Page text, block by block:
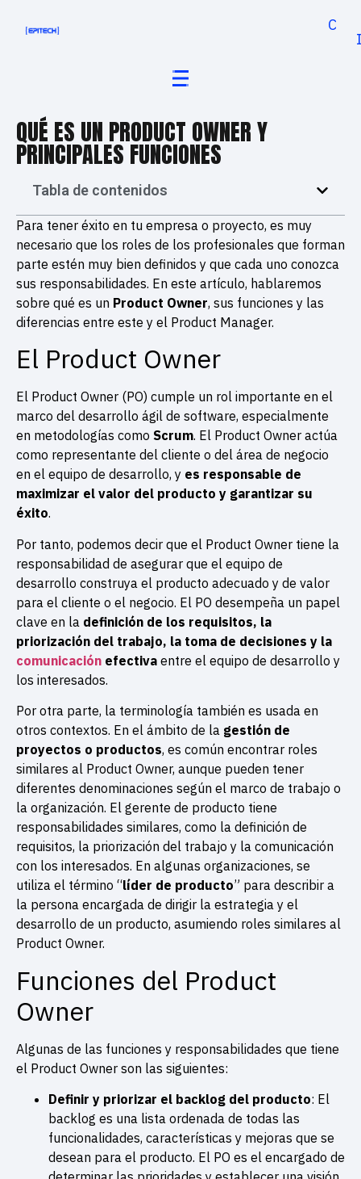
QUÉ ES UN PRODUCT OWNER Y
PRINCIPALES FUNCIONES
Tabla de contenidos
Para tener éxito en tu empresa o proyecto, es muy
necesario que los roles de los profesionales que forman
parte estén muy bien definidos y que cada uno conozca
sus responsabilidades. En este artículo, hablaremos
sobre qué es un Product Owner, sus funciones y las
diferencias entre este y el Product Manager.
El Product Owner
El Product Owner (PO) cumple un rol importante en el
marco del desarrollo ágil de software, especialmente
en metodologías como Scrum. El Product Owner actúa
como representante del cliente o del área de negocio
en el equipo de desarrollo, y es responsable de
maximizar el valor del producto y garantizar su
éxito.
Por tanto, podemos decir que el Product Owner tiene la
responsabilidad de asegurar que el equipo de
desarrollo construya el producto adecuado y de valor
para el cliente o el negocio. El PO desempeña un papel
clave en la definición de los requisitos, la
priorización del trabajo, la toma de decisiones y la
comunicación efectiva entre el equipo de desarrollo y
los interesados.
Por otra parte, la terminología también es usada en
otros contextos. En el ámbito de la gestión de
proyectos o productos, es común encontrar roles
similares al Product Owner, aunque pueden tener
diferentes denominaciones según el marco de trabajo o
la organización. El gerente de producto tiene
responsabilidades similares, como la definición de
requisitos, la priorización del trabajo y la comunicación
con los interesados. En algunas organizaciones, se
utiliza el término “líder de producto” para describir a
la persona encargada de dirigir la estrategia y el
desarrollo de un producto, asumiendo roles similares al
Product Owner.
Funciones del Product
Owner
Algunas de las funciones y responsabilidades que tiene
el Product Owner son las siguientes:
Definir y priorizar el backlog del producto: El
backlog es una lista ordenada de todas las
funcionalidades, características y mejoras que se
desean para el producto. El PO es el encargado de